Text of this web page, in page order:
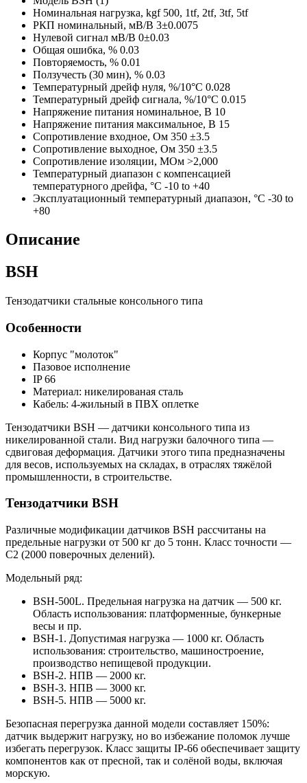
Номинальная нагрузка, kgf 500, 1tf, 2tf, 3tf, 5tf
РКП номинальный, мВ/В 3±0.0075
Нулевой сигнал мВ/В 0±0.03
Общая ошибка, % 0.03
Повторяемость, % 0.01
Ползучесть (30 мин), % 0.03
Температурный дрейф нуля, %/10°C 0.028
Температурный дрейф сигнала, %/10°C 0.015
Напряжение питания номинальное, В 10
Напряжение питания максимальное, В 15
Сопротивление входное, Ом 350 ±3.5
Сопротивление выходное, Ом 350 ±3.5
Сопротивление изоляции, МОм >2,000
Температурный диапазон с компенсацией
температурного дрейфа, °C -10 to +40
Эксплуатационный температурный диапазон, °C -30 to
+80
Описание
BSH
Тензодатчики стальные консольного типа
Особенности
Корпус "молоток"
Пазовое исполнение
IP 66
Материал: никелированая сталь
Кабель: 4-жильный в ПВХ оплетке
Тензодатчики BSH — датчики консольного типа из
никелированной стали. Вид нагрузки балочного типа —
сдвиговая деформация. Датчики этого типа предназначены
для весов, используемых на складах, в отраслях тяжёлой
промышленности, в строительстве.
Тензодатчики BSH
Различные модификации датчиков BSH рассчитаны на
предельные нагрузки от 500 кг до 5 тонн. Класс точности —
С2 (2000 поверочных делений).
Модельный ряд:
BSH-500L. Предельная нагрузка на датчик — 500 кг.
Область использования: платформенные, бункерные
весы и пр.
BSH-1. Допустимая нагрузка — 1000 кг. Область
использования: строительство, машиностроение,
производство непищевой продукции.
BSH-2. НПВ — 2000 кг.
BSH-3. НПВ — 3000 кг.
BSH-5. НПВ — 5000 кг.
Безопасная перегрузка данной модели составляет 150%:
датчик выдержит нагрузку, но во избежание поломок лучше
избегать перегрузок. Класс защиты IP-66 обеспечивает защиту
компонентов как от пресной, так и солёной воды, включая
морскую.